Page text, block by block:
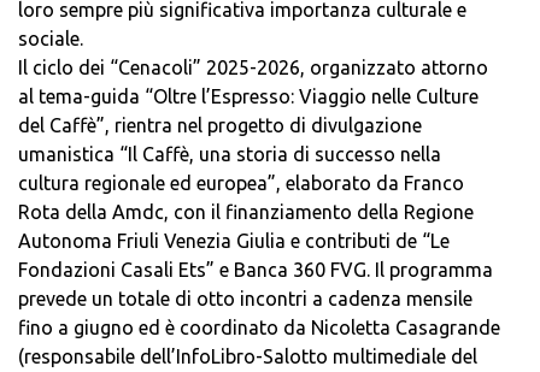
loro sempre più significativa importanza culturale e
sociale.
Il ciclo dei “Cenacoli” 2025-2026, organizzato attorno
al tema-guida “Oltre l’Espresso: Viaggio nelle Culture
del Caffè”, rientra nel progetto di divulgazione
umanistica “Il Caffè, una storia di successo nella
cultura regionale ed europea”, elaborato da Franco
Rota della Amdc, con il finanziamento della Regione
Autonoma Friuli Venezia Giulia e contributi de “Le
Fondazioni Casali Ets” e Banca 360 FVG. Il programma
prevede un totale di otto incontri a cadenza mensile
fino a giugno ed è coordinato da Nicoletta Casagrande
(responsabile dell’InfoLibro-Salotto multimediale del